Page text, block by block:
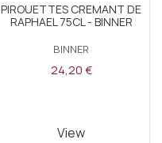
PIROUETTES CREMANT DE
RAPHAEL 75CL - BINNER
BINNER
24,20 €
View